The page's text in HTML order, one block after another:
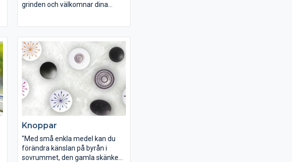
grinden och välkomnar dina
Knoppar
"Med små enkla medel kan du
förändra känslan på byrån i
sovrummet, den gamla skänken i